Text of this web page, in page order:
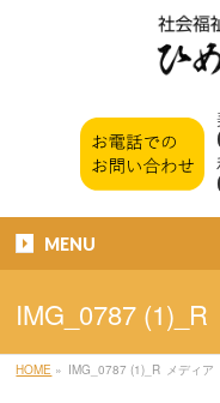
MENU
IMG_0787 (1)_R
HOME » IMG_0787 (1)_R メディア